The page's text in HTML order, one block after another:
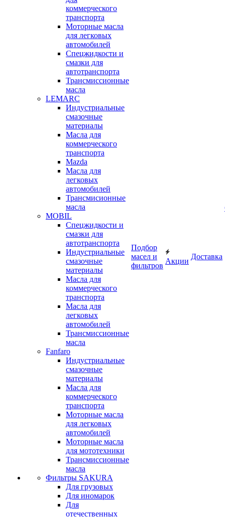
коммерческого
транспорта
Моторные масла
для легковых
автомобилей
Спецжидкости и
смазки для
автотранспорта
Трансмиссионные
масла
LEMARC
Индустриальные
смазочные
материалы
Масла для
коммерческого
транспорта
Mazda
Масла для
легковых
автомобилей
Трансмисионные
масла
MOBIL
Cпецжидкости и
смазки для
автотранспорта
Индустриальные
смазочные
материалы
Масла для
коммерческого
транспорта
Масла для
легковых
автомобилей
Трансмиссионные
масла
Fanfaro
Индустриальные
смазочные
материалы
Масла для
коммерческого
транспорта
Моторные масла
для легковых
автомобилей
Моторные масла
для мототехники
Трансмиссионные
масла
Фильтры SAKURA
Для грузовых
Для иномарок
Для
отечественных
Подбор
масел и
фильтров
Акции
Доставка